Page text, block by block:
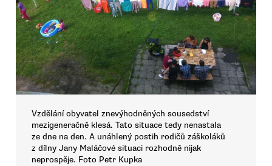
Vzdělání obyvatel znevýhodněných sousedství
mezigeneračně klesá. Tato situace tedy nenastala
ze dne na den. A unáhlený postih rodičů záškoláků
z dílny Jany Maláčové situaci rozhodně nijak
neprospěje. Foto Petr Kupka